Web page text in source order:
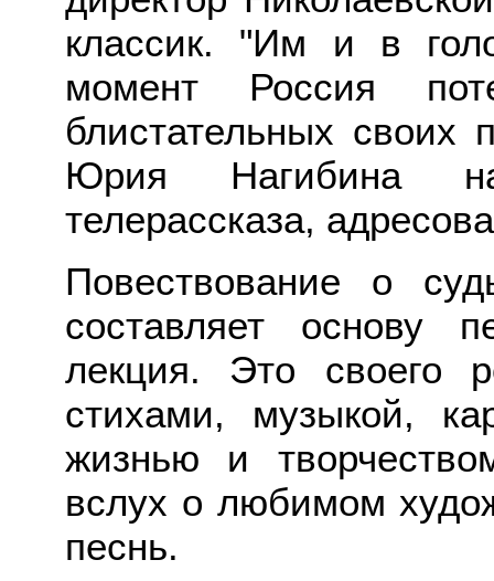
классик. "Им и в
момент Россия
блистательных своих
Юрия Нагибина
телерассказа,
Повествование о
составляет основу
лекция. Это своего
стихами, музыкой,
жизнью и
вслух о любимом
песнь.